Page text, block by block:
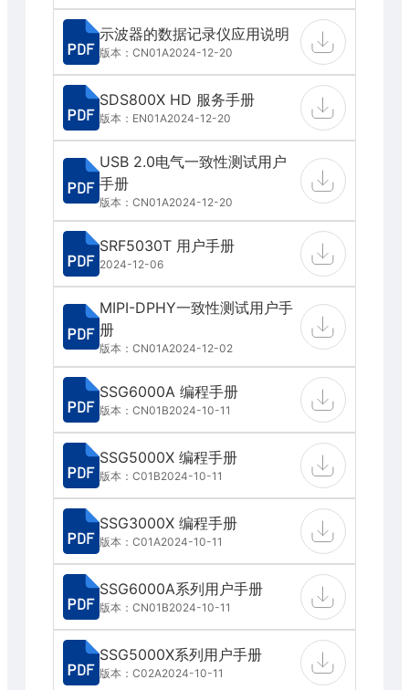
示波器的数据记录仪应用说明
版本：CN01A2024-12-20
SDS800X HD 服务手册
版本：EN01A2024-12-20
USB 2.0电气一致性测试用户
手册
版本：CN01A2024-12-20
SRF5030T 用户手册
2024-12-06
MIPI-DPHY一致性测试用户手
册
版本：CN01A2024-12-02
SSG6000A 编程手册
版本：CN01B2024-10-11
SSG5000X 编程手册
版本：C01B2024-10-11
SSG3000X 编程手册
版本：C01A2024-10-11
SSG6000A系列用户手册
版本：CN01B2024-10-11
SSG5000X系列用户手册
版本：C02A2024-10-11